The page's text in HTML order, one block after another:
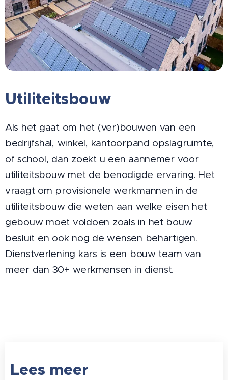
Utiliteitsbouw
Als het gaat om het (ver)bouwen van een
bedrijfshal, winkel, kantoorpand opslagruimte,
of school, dan zoekt u een aannemer voor
utiliteitsbouw met de benodigde ervaring. Het
vraagt om provisionele werkmannen in de
utiliteitsbouw die weten aan welke eisen het
gebouw moet voldoen zoals in het bouw
besluit en ook nog de wensen behartigen.
Dienstverlening kars is een bouw team van
meer dan 30+ werkmensen in dienst.
Lees meer